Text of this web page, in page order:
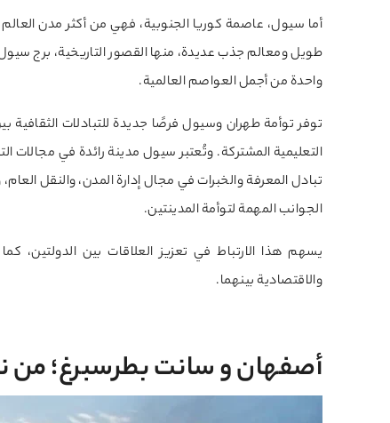
أما سيول، عاصمة كوريا الجنوبية، فهي من أكثر مدن
طويل ومعالم جذب عديدة، منها القصور التاريخية، برج سيول،
واحدة من أجمل العواصم العالمية.
توفر توأمة طهران وسيول فرصًا جديدة للتبادلات الثقافية
التعليمية المشتركة. وتُعتبر سيول مدينة رائدة في مجالات
تبادل المعرفة والخبرات في مجال إدارة المدن، والنقل العام،
الجوانب المهمة لتوأمة المدينتين.
يسهم هذا الارتباط في تعزيز العلاقات بين الدولتين،
والاقتصادية بينهما.
أصفهان و سانت بطرسبرغ؛ من